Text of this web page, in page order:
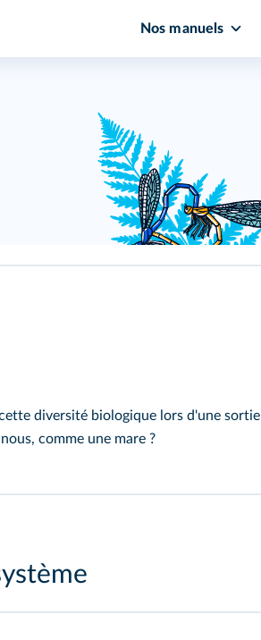
Nos manuels
diversité biologique lors d'une sortie
comme une mare ?